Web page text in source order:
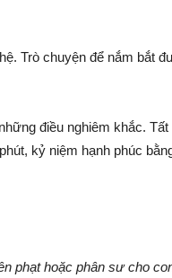
Trò chuyện để nắm
điều nghiêm khắc.
kỷ niệm hạnh phúc
phạt hoặc phân sư cho